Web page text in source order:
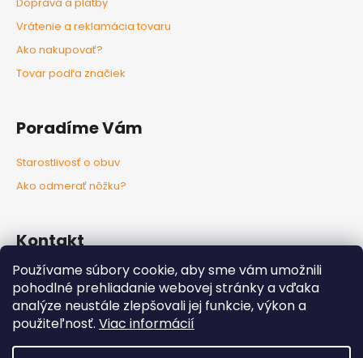
Používame súbory cookie, aby sme vám umožnili
pohodlné prehliadanie webovej stránky a vďaka
analýze neustále zlepšovali jej funkcie, výkon a
použiteľnosť. Viac informácií
Vrátenie a reklamácia tovaru
Ako nakupovať?
Tovar podľa značiek
Poradíme Vám
Starostlivosť o obuv
Ako odmerať nôžku?
Kontakt
info@nozkaobujsa.sk
+421907383063
Nozkaobujsa.sk
Nozkaobujsa